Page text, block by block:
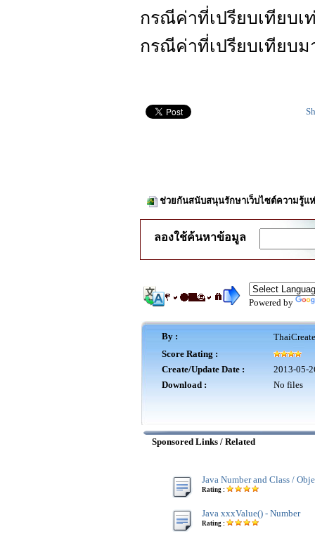
กรณีค่าที่เปรียบเทียบเ
กรณีค่าที่เปรียบเทียบม
ช่วยกันสนับสนุนรักษาเว็บไซต์ความรู้แ
ลองใช้ค้นหาข้อมูล
Powered by
By :
Score Rating :
Create/Update Date :
2013-05-
Download :
No files
Sponsored Links / Related
Java Number and Class /
Rating :
Java xxxValue() - Number
Rating :